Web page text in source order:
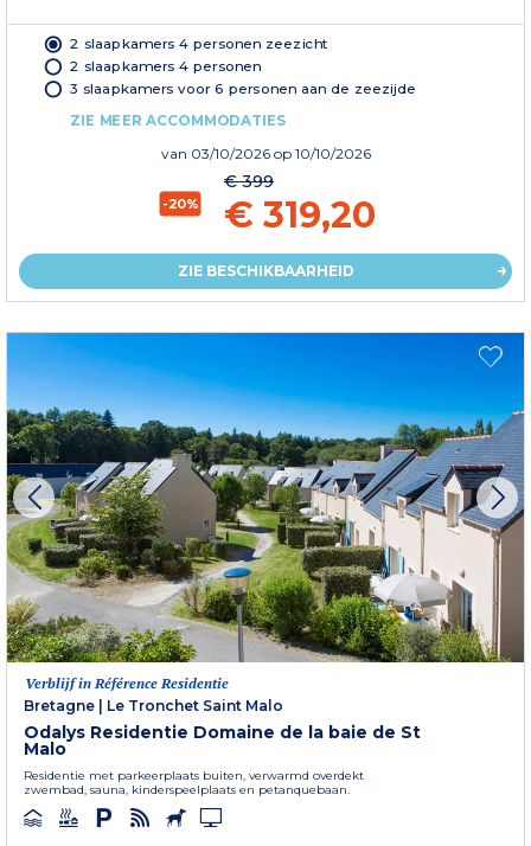
2 slaapkamers 4 personen zeezicht
2 slaapkamers 4 personen
3 slaapkamers voor 6 personen aan de zeezijde
ZIE MEER ACCOMMODATIES
van 03/10/2026 op 10/10/2026
-20%
€ 399
€ 319,20
ZIE BESCHIKBAARHEID
Verblijf in Référence Residentie
Bretagne
Le Tronchet Saint Malo
Odalys Residentie Domaine de la baie de St
Malo
Residentie met parkeerplaats buiten, verwarmd overdekt
zwembad, sauna, kinderspeelplaats en petanquebaan.